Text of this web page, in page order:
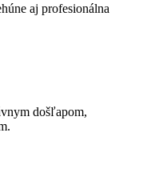
aj profesionálna
došľapom,